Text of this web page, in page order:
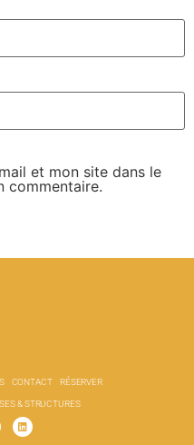
et mon site dans le
commentaire.
CONTACT RÉSERVER
& STRUCTURES